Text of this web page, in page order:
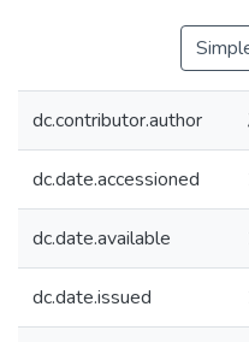
dc.contributor.author
dc.date.accessioned
dc.date.available
dc.date.issued